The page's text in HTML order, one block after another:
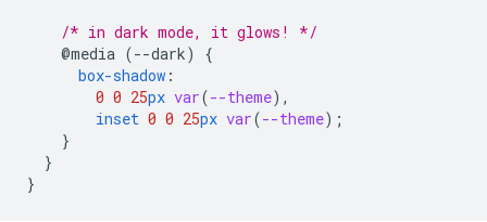
/* in dark mode, it glows! */
@media (--dark)
{
box-shadow :
0 0 25px var(--theme),
inset 0 0 25px var(--theme);
}
}
}